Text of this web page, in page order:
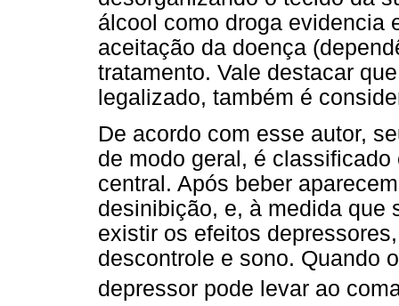
álcool como droga evidencia
aceitação da doença
tratamento. Vale destacar
legalizado, também é
De acordo com esse autor,
de modo geral, é
central. Após beber
desinibição, e, à medida que
existir os efeitos
descontrole e sono. Quando
depressor pode levar ao